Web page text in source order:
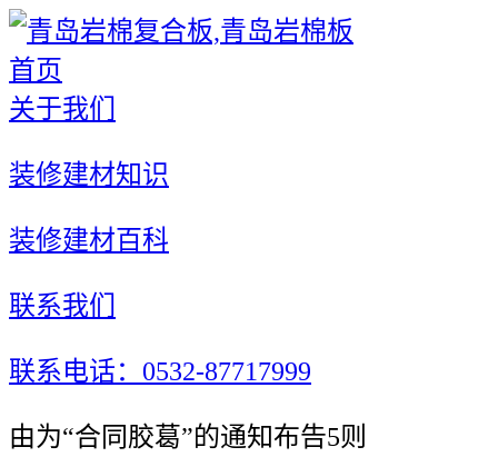
首页
关于我们
装修建材知识
装修建材百科
联系我们
联系电话：0532-87717999
由为“合同胶葛”的通知布告5则